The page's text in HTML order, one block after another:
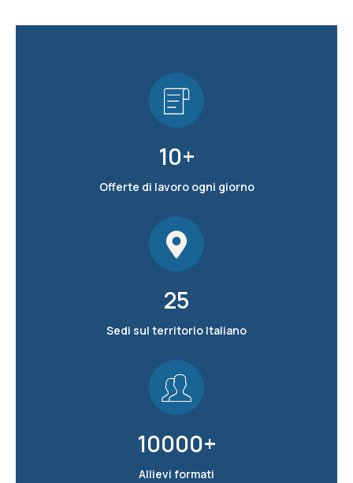
Offerte di lavoro ogni giorno
10+
Sedi sul territorio Italiano
25
Allievi formati
10000+